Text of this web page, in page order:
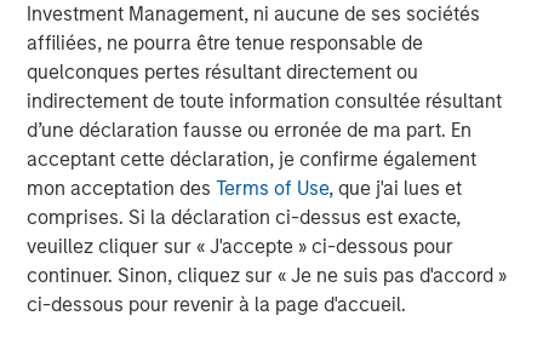
Investment Management, ni aucune de ses sociétés
affiliées, ne pourra être tenue responsable de
quelconques pertes résultant directement ou
indirectement de toute information consultée résultant
d’une déclaration fausse ou erronée de ma part. En
acceptant cette déclaration, je confirme également
mon acceptation desTerms of Use, que j'ai lues et
comprises. Si la déclaration ci-dessus est exacte,
veuillez cliquer sur « J'accepte » ci-dessous pour
continuer. Sinon, cliquez sur « Je ne suis pas d'accord »
ci-dessous pour revenir à la page d'accueil.
to apply international investment principles within each
local context. Private Equity Asia has offices in Hong
Kong, Beijing, Shanghai, Seoul, Tokyo, Mumbai and New
York, and leverages the brand and unparalleled global
network of Morgan Stanley to source investment
intelligence and opportunities. Private Equity Asia is part
of Morgan Stanley Investment Management. For further
information about Morgan Stanley Private Equity Asia,
please visit
www.morganstanley.com/im/privateequityasia.